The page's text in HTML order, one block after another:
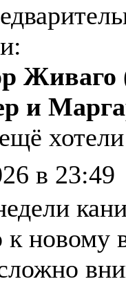
Живаго
и
в 23:49
к новому